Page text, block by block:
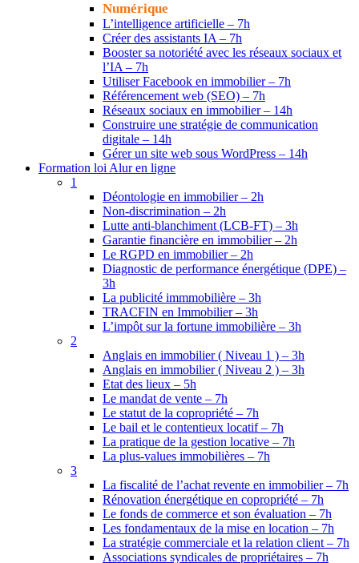
Numérique
L’intelligence artificielle – 7h
Créer des assistants IA – 7h
Booster sa notoriété avec les réseaux sociaux et
l’IA – 7h
Utiliser Facebook en immobilier – 7h
Référencement web (SEO) – 7h
Réseaux sociaux en immobilier – 14h
Construire une stratégie de communication
digitale – 14h
Gérer un site web sous WordPress – 14h
Formation loi Alur en ligne
1
Déontologie en immobilier – 2h
Non-discrimination – 2h
Lutte anti-blanchiment (LCB-FT) – 3h
Garantie financière en immobilier – 2h
Le RGPD en immobilier – 2h
Diagnostic de performance énergétique (DPE) –
3h
La publicité immmobilière – 3h
TRACFIN en Immobilier – 3h
L’impôt sur la fortune immobilière – 3h
2
Anglais en immobilier ( Niveau 1 ) – 3h
Anglais en immobilier ( Niveau 2 ) – 3h
Etat des lieux – 5h
Le mandat de vente – 7h
Le statut de la copropriété – 7h
Le bail et le contentieux locatif – 7h
La pratique de la gestion locative – 7h
La plus-values immobilières – 7h
3
La fiscalité de l’achat revente en immobilier – 7h
Rénovation énergétique en copropriété – 7h
Le fonds de commerce et son évaluation – 7h
Les fondamentaux de la mise en location – 7h
La stratégie commerciale et la relation client – 7h
Associations syndicales de propriétaires – 7h